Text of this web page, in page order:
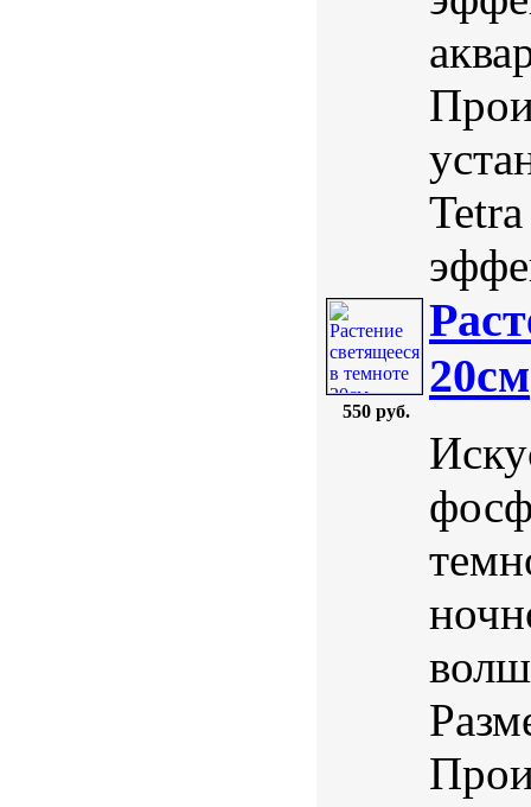
550 руб.
20см